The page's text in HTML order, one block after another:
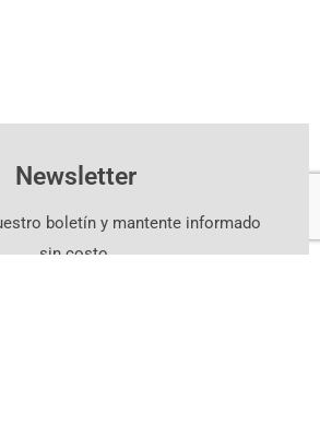
Newsletter
boletín y mantente informado
sin costo.